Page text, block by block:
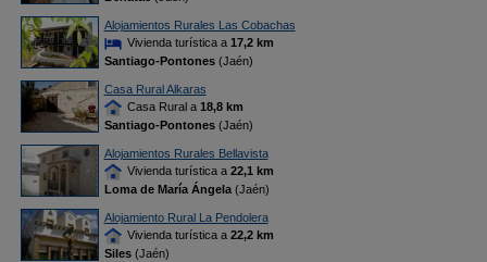
Alojamientos Rurales Las Cobachas
Vivienda turística a 17,2 km
Santiago-Pontones(Jaén)
Casa Rural Alkaras
Casa Rural a 18,8 km
Santiago-Pontones(Jaén)
Alojamientos Rurales Bellavista
Vivienda turística a 22,1 km
Loma de María Ángela(Jaén)
Alojamiento Rural La Pendolera
Vivienda turística a 22,2 km
Siles(Jaén)